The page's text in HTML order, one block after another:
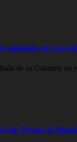
ampliada en Casa
de su Gabinete en
sin Tierras ni